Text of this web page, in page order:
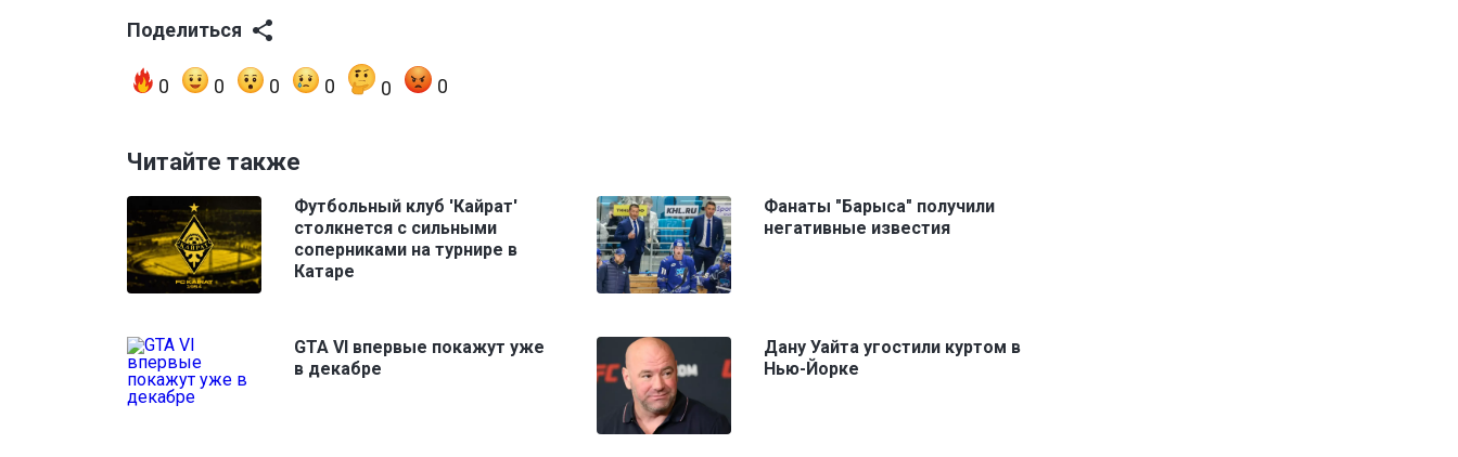
Поделиться
0 0 0 0 0 0
Читайте также
Футбольный клуб 'Кайрат'
столкнется с сильными
соперниками на турнире в
Катаре
Фанаты "Барыса" получили
негативные известия
GTA VI впервые покажут уже
в декабре
Дану Уайта угостили куртом в
Нью-Йорке